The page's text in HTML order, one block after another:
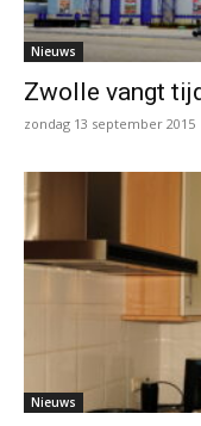
Nieuws
Zwolle vangt
zondag 13 september 2015
Nieuws